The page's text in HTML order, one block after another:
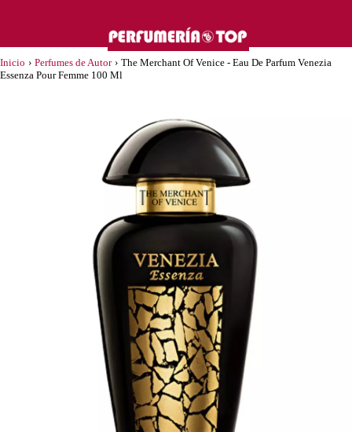
Inicio › Perfumes de Autor › The Merchant Of Venice - Eau De Parfum Venezia
Essenza Pour Femme 100 Ml